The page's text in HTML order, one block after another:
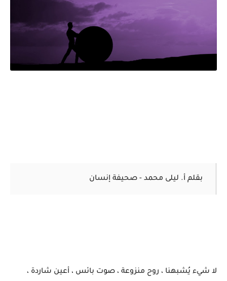
بقلم أ. ليلى محمد - صحيفة إنسان
لا شيء يُشبهنا ، روح منزوعة ، صوت بائس ، أعين شاردة ،